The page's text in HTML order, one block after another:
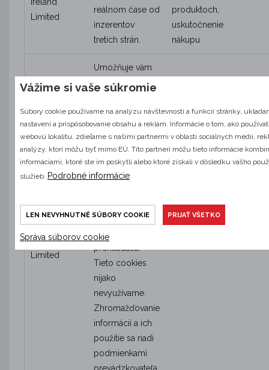
Limited
reálnom čase od
inzerentov
tretích strán.
produktoch,
uskutočnenie
nákupu
Facebook
Platforms
Ireland
Limited
Umožňuje vám
zdieľať obsah na
Facebook. Ak
kliknete na
tlačidlo zdieľať,
budete
presmerovaní na
Facebook, ktorá
môže uložiť
cookie do vášho
prehliadača.
Tieto cookies
nijako
nevyužívame.
Zhromažďovanie
informácií a ich
použitie sa riadi
podmienkami
Informácie o
používaní našej
Vážime si vaše súkromie
Súbory cookie používame na analýzu návštevnosti a funkcií stránky,
nastavení a prispôsobovanie obsahu a reklám. Informácie o tom, ako
webovú lokalitu, zdieľame s našimi partnermi v oblasti sociálnych médií,
analýzy, ktorí môžu byť mimo EÚ. Títo partneri môžu tieto informácie
informáciami, ktoré ste im poskytli alebo ktoré získali v dôsledku vášho
služieb. Podrobné informácie
LEN NEVYHNUTNÉ SÚBORY COOKIE PRIJAŤ VŠETKO
Správa súborov cookie